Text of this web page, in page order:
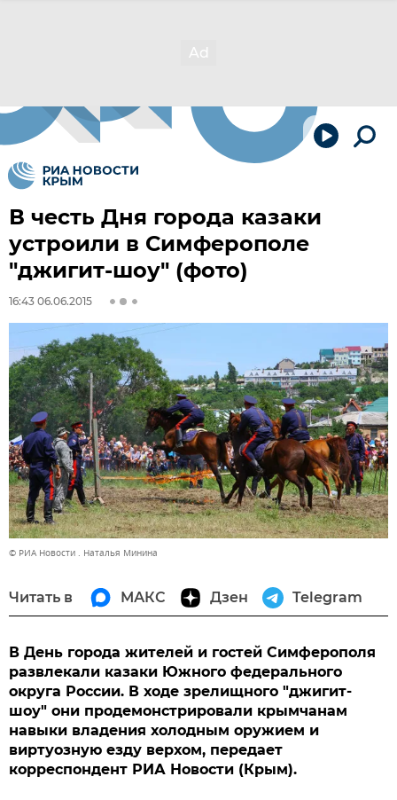
В честь Дня города казаки
устроили в Симферополе
"джигит-шоу" (фото)
16:43 06.06.2015
© РИА Новости . Наталья Минина
Читать в МАКС Дзен Telegram
В День города жителей и гостей Симферополя
развлекали казаки Южного федерального
округа России. В ходе зрелищного "джигит-
шоу" они продемонстрировали крымчанам
навыки владения холодным оружием и
виртуозную езду верхом, передает
корреспондент РИА Новости (Крым).